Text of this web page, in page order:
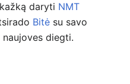
daryti NMT
Bitė su savo
naujoves diegti.